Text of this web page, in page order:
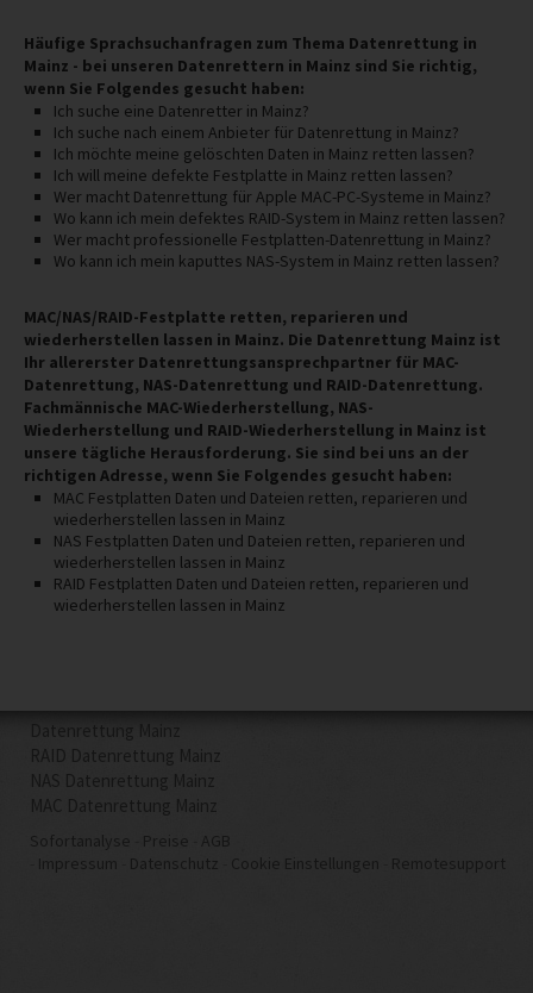
Häufige Sprachsuchanfragen zum Thema Datenrettung in
Mainz - bei unseren Datenrettern in Mainz sind Sie richtig,
wenn Sie Folgendes gesucht haben:
Ich suche eine Datenretter in Mainz?
Ich suche nach einem Anbieter für Datenrettung in Mainz?
Ich möchte meine gelöschten Daten in Mainz retten lassen?
Ich will meine defekte Festplatte in Mainz retten lassen?
Wer macht Datenrettung für Apple MAC-PC-Systeme in Mainz?
Wo kann ich mein defektes RAID-System in Mainz retten lassen?
Wer macht professionelle Festplatten-Datenrettung in Mainz?
Wo kann ich mein kaputtes NAS-System in Mainz retten lassen?
MAC/NAS/RAID-Festplatte retten, reparieren und
wiederherstellen lassen in Mainz. Die Datenrettung Mainz ist
Ihr allererster Datenrettungsansprechpartner für MAC-
Datenrettung, NAS-Datenrettung und RAID-Datenrettung.
Fachmännische MAC-Wiederherstellung, NAS-
Wiederherstellung und RAID-Wiederherstellung in Mainz ist
unsere tägliche Herausforderung. Sie sind bei uns an der
richtigen Adresse, wenn Sie Folgendes gesucht haben:
MAC Festplatten Daten und Dateien retten, reparieren und
wiederherstellen lassen in Mainz
NAS Festplatten Daten und Dateien retten, reparieren und
wiederherstellen lassen in Mainz
RAID Festplatten Daten und Dateien retten, reparieren und
wiederherstellen lassen in Mainz
RAID Datenrettung Mainz
NAS Datenrettung Mainz
MAC Datenrettung Mainz
Sofortanalyse Preise
AGB
Impressum
Datenschutz Cookie Einstellungen Remotesupport